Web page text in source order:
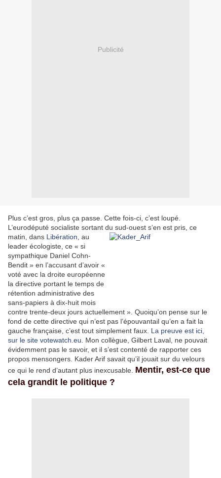
Publicité
Plus c’est gros, plus ça passe. Cette fois-ci, c’est loupé.
L’eurodéputé socialiste sortant du sud-ouest s’en est pris, ce
matin, dans Libération , au
leader écologiste, ce « si
sympathique Daniel Cohn-
Bendit » en l’accusant d’avoir «
voté avec la droite européenne
la directive portant le temps de
rétention administrative des
sans-papiers à dix-huit mois
contre trente-deux jours actuellement ». Quoiqu’on pense sur le
fond de cette directive qui n’est pas l’épouvantail qu’en a fait la
gauche française, c’est tout simplement faux. La preuve est ici,
sur le site votewatch.eu . Mon collègue, Gilbert Laval, ne pouvait
évidemment pas le savoir, et il s’est contenté de rapporter ces
propos mensongers. Kader Arif savait qu’il jouait sur du velours
ce qui le rend d’autant plus inexcusable. Mentir, est-ce que
cela grandit le politique ?